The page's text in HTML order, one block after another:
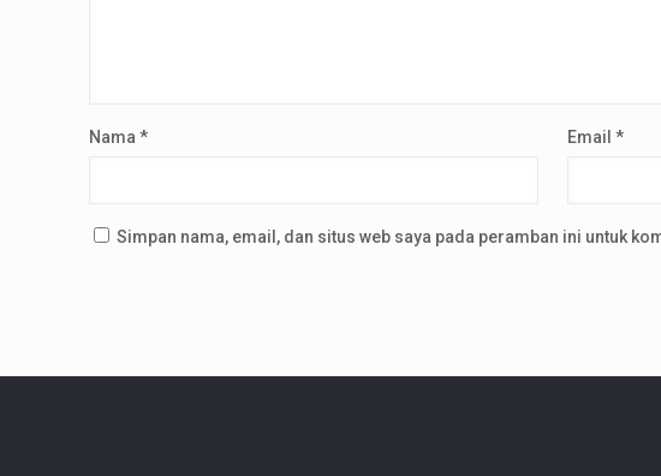
Nama * Email*
Simpan nama, email, dan situs web saya pada peramban ini untuk